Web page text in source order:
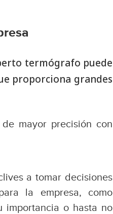
termógrafo puede
proporciona grandes
mayor precisión con
a tomar decisiones
la empresa, como
importancia o hasta no